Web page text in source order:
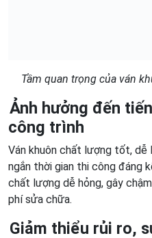
Tầm quan trọng của ván
Ảnh hưởng đến
công trình
Ván khuôn chất lượng tốt, dễ
ngắn thời gian thi công đáng
chất lượng dễ hỏng, gây
phí sửa chữa.
Giảm thiểu rủi ro,